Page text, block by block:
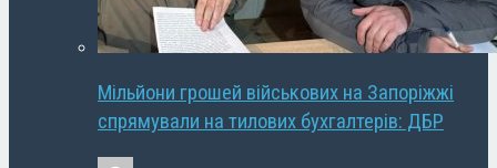
Мільйони грошей військових на Запоріжжі
спрямували на тилових бухгалтерів: ДБР